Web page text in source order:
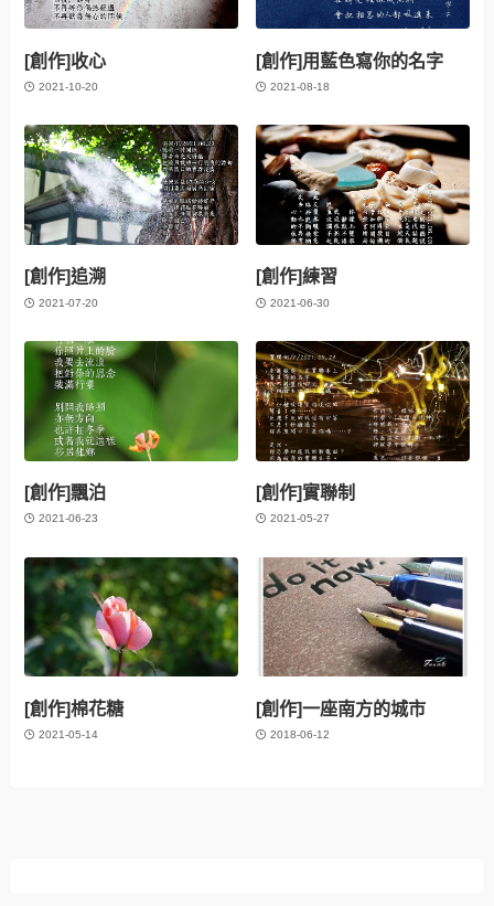
[創作]收心
2021-10-20
[創作]用藍色寫你的名字
2021-08-18
[創作]追溯
2021-07-20
[創作]練習
2021-06-30
[創作]飄泊
2021-06-23
[創作]實聯制
2021-05-27
[創作]棉花糖
2021-05-14
[創作]一座南方的城市
2018-06-12